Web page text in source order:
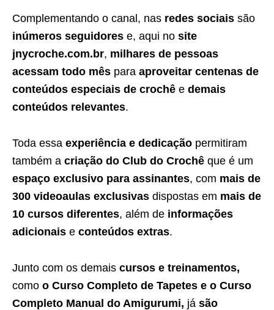
Complementando o canal, nas redes sociais são
inúmeros seguidores e, aqui no site
jnycroche.com.br, milhares de pessoas
acessam todo mês para aproveitar centenas de
conteúdos especiais de crochê e demais
conteúdos relevantes.
Toda essa experiência e dedicação permitiram
também a criação do Club do Crochê que é um
espaço exclusivo para assinantes, com mais de
300 videoaulas exclusivas dispostas em mais de
10 cursos diferentes, além de informações
adicionais e conteúdos extras.
Junto com os demais cursos e treinamentos,
como o Curso Completo de Tapetes e o Curso
Completo Manual do Amigurumi, já são